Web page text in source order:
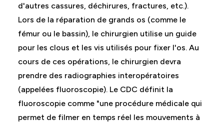
d'autres cassures, déchirures, fractures, etc.).
Lors de la réparation de grands os (comme le
fémur ou le bassin), le chirurgien utilise un guide
pour les clous et les vis utilisés pour fixer l'os. Au
cours de ces opérations, le chirurgien devra
prendre des radiographies interopératoires
(appelées fluoroscopie). Le CDC définit la
fluoroscopie comme "une procédure médicale qui
permet de filmer en temps réel les mouvements à